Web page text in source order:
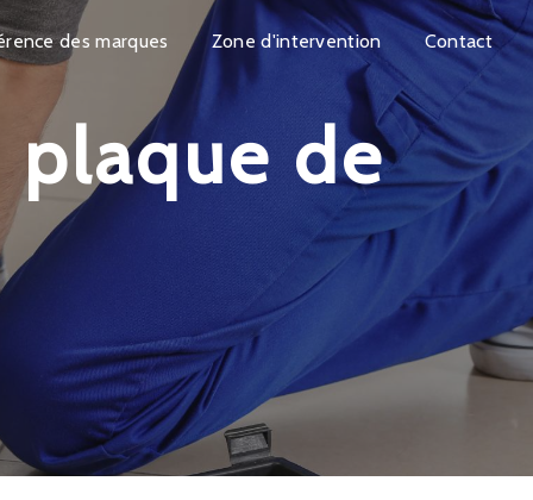
des marques Zone d'intervention Contact